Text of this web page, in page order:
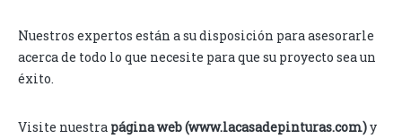
Nuestros expertos están a su disposición para asesorarle
acerca de todo lo que necesite para que su proyecto sea un
éxito.
Visite nuestra página web (www.lacasadepinturas.com)y